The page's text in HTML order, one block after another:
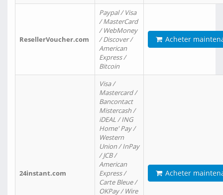
ResellerVoucher.com
Paypal / Visa
/ MasterCard
/ WebMoney
/ Discover /
American
Express /
Bitcoin
Acheter
24instant.com
Visa /
Mastercard /
Bancontact
Mistercash /
iDEAL / ING
Home' Pay /
Western
Union / InPay
/ JCB /
American
Express /
Carte Bleue /
OKPay / Wire
Acheter